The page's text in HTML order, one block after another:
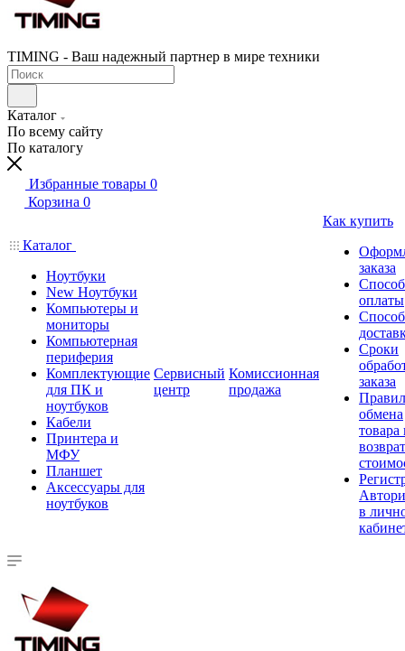
TIMING - Ваш надежный партнер в мире техники
Каталог
По всему сайту
По каталогу
Избранные товары 0
Корзина 0
Каталог
Ноутбуки
New Ноутбуки
Компьютеры и
мониторы
Компьютерная
периферия
Комплектующие
для ПК и
ноутбуков
Кабели
Принтера и
МФУ
Планшет
Аксессуары для
ноутбуков
Сервисный
центр
Комиссионная
продажа
Как купить
заказа
оплаты
Сроки
заказа
обмена
товара
в